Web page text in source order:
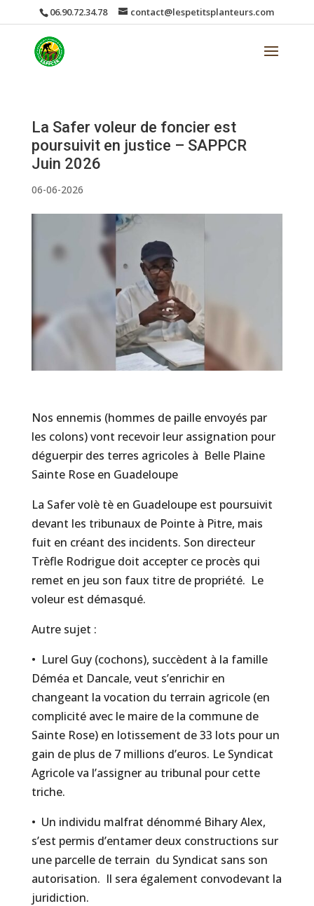
06.90.72.34.78 contact@lespetitsplanteurs.com
La Safer voleur de foncier est
poursuivit en justice – SAPPCR
Juin 2026
06-06-2026
Nos ennemis (hommes de paille envoyés par
les colons) vont recevoir leur assignation pour
déguerpir des terres agricoles à Belle Plaine
Sainte Rose en Guadeloupe
La Safer volè tè en Guadeloupe est poursuivit
devant les tribunaux de Pointe à Pitre, mais
fuit en créant des incidents. Son directeur
Trèfle Rodrigue doit accepter ce procès qui
remet en jeu son faux titre de propriété. Le
voleur est démasqué.
Autre sujet :
•⁠ ⁠Lurel Guy (cochons), succèdent à la famille
Déméa et Dancale, veut s’enrichir en
changeant la vocation du terrain agricole (en
complicité avec le maire de la commune de
Sainte Rose) en lotissement de 33 lots pour un
gain de plus de 7 millions d’euros. Le Syndicat
Agricole va l’assigner au tribunal pour cette
triche.
•⁠ ⁠Un individu malfrat dénommé Bihary Alex,
s’est permis d’entamer deux constructions sur
une parcelle de terrain du Syndicat sans son
autorisation. Il sera également convodevant la
juridiction.